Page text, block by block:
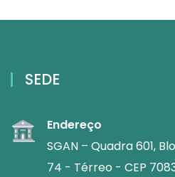
SEDE
Endereço
SGAN – Quadra 601,
74 - Térreo - CEP